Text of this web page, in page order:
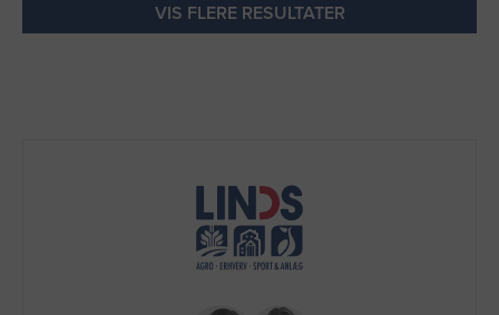
VIS FLERE RESULTATER